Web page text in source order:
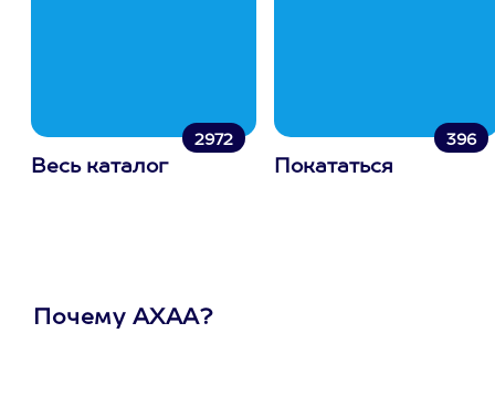
2972
Весь каталог
396
Покататься
Почему АХАА?